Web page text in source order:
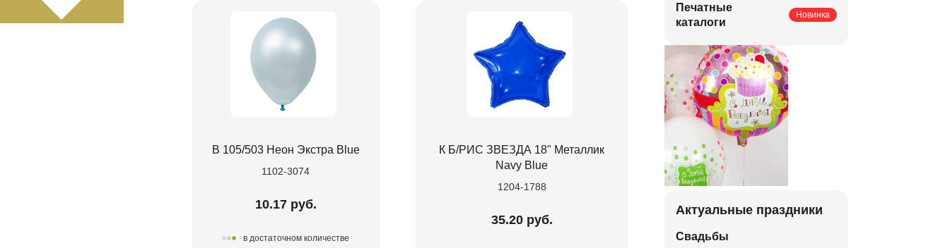
В 105/503 Неон Экстра Blue
1102-3074
10.17 руб.
в достаточном количестве
К Б/РИС ЗВЕЗДА 18" Металлик
Navy Blue
1204-1788
35.20 руб.
Печатные
каталоги
Новинка
Актуальные праздники
Свадьбы